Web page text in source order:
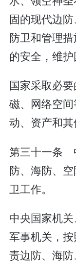
固的现代边
防卫和管理
的安全，维护
国家采取必
磁、网络空
动、资产和其
第三十一条
防、海防、
卫工作。
中央国家机
军事机关，
责边防、海